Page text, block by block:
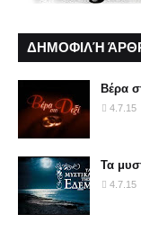
ΔΗΜΟΦΙΛΉ
Βέρα
4.7.15
Τα
4.7.15